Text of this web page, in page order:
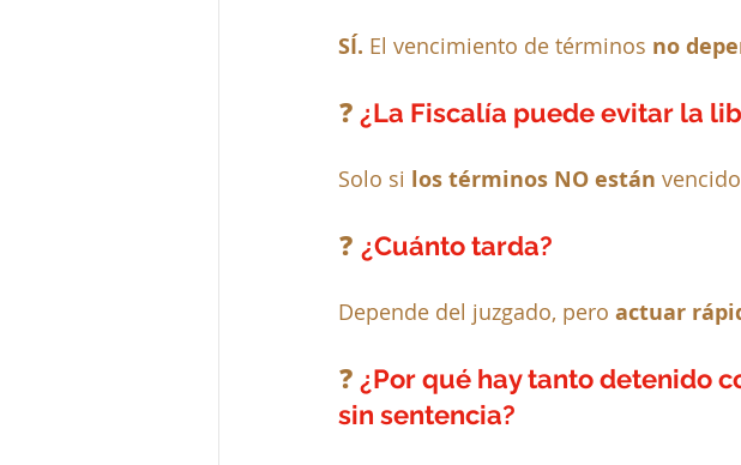
SÍ. El vencimiento de términos no
❓ ¿La Fiscalía puede evitar la
Solo si los términos NO están
❓ ¿Cuánto tarda?
Depende del juzgado, pero actuar
❓ ¿Por qué hay tanto detenido
sin sentencia?